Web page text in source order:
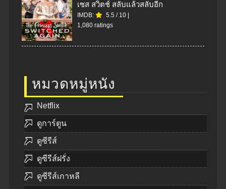
เซส สวิตช์ สลับแล้วสลับอีก
IMDB: 5.5 / 10
1,080 ratings
หมวดหมู่หนัง
Netflix
ดูการ์ตูน
ดูซีรีส์
ดูซีรีส์ฝรั่ง
ดูซีรีส์เกาหลี